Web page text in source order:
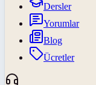
Dersler
Yorumlar
Blog
Ücretler